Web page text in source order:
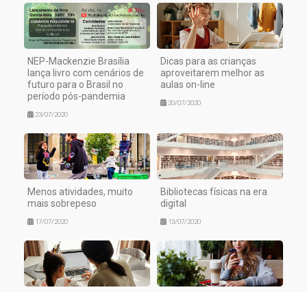
NEP-Mackenzie Brasília
lança livro com cenários de
futuro para o Brasil no
período pós-pandemia
23/07/2020
Dicas para as crianças
aproveitarem melhor as
aulas on-line
20/07/2020
Menos atividades, muito
mais sobrepeso
17/07/2020
Bibliotecas físicas na era
digital
13/07/2020